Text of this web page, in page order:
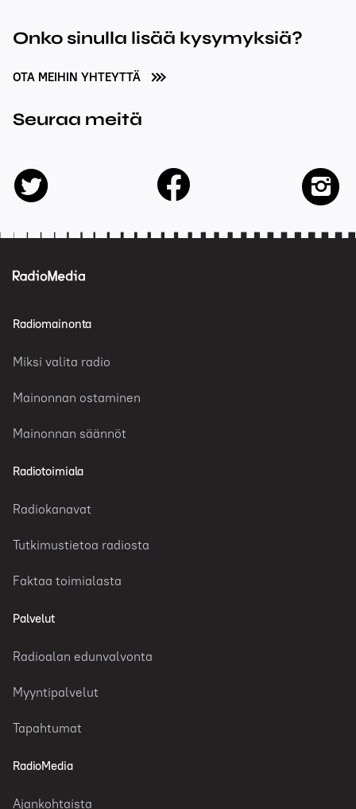
Onko sinulla lisää kysymyksiä?
OTA MEIHIN YHTEYTTÄ
Seuraa meitä
twitter facebook
Radiomainonta
Miksi valita radio
Mainonnan ostaminen
Mainonnan säännöt
Radiotoimiala
Radiokanavat
Tutkimustietoa radiosta
Faktaa toimialasta
Palvelut
Radioalan edunvalvonta
Myyntipalvelut
Tapahtumat
RadioMedia
Ajankohtaista